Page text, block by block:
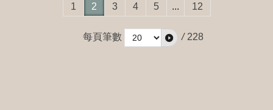
1 2 3 4 5 ... 12
每頁筆數 / 228